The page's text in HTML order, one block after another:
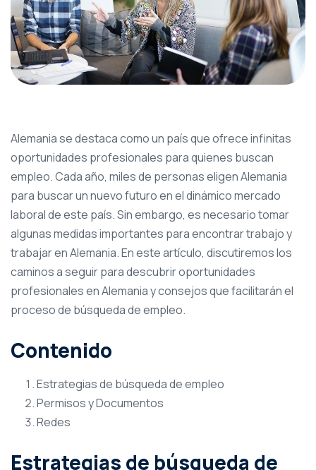
Alemania se destaca como un país que ofrece infinitas
oportunidades profesionales para quienes buscan
empleo. Cada año, miles de personas eligen Alemania
para buscar un nuevo futuro en el dinámico mercado
laboral de este país. Sin embargo, es necesario tomar
algunas medidas importantes para encontrar trabajo y
trabajar en Alemania. En este artículo, discutiremos los
caminos a seguir para descubrir oportunidades
profesionales en Alemania y consejos que facilitarán el
proceso de búsqueda de empleo.
Contenido
Estrategias de búsqueda de empleo
Permisos y Documentos
Redes
Estrategias de búsqueda de